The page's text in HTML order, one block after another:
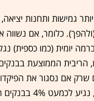
גמישות ותחנות
כלומר, אם נשווה
יומית (כמו כספית)
הריבית הממוצעת
גם שרק אם נסגור את
ונוותר על הנזילות, נגיע